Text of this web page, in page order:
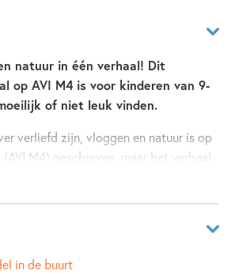
natuur in één verhaal! Dit
op AVI M4 is voor kinderen van 9-
of niet leuk vinden.
verliefd zijn, vloggen en natuur is op
(AVI M4) geschreven, maar het verhaal
van 9-12 jaar, dus zeker niet
leuk vinden. Zo krijgen kinderen
leesweerstand weer lol in lezen!
9 - 12 jaar
in de buurt